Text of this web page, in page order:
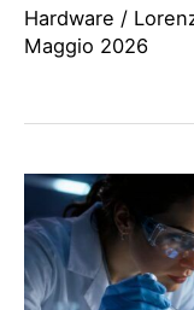
Hardware /
Maggio 2026